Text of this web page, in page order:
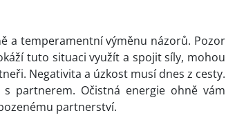
a temperamentní výměnu názorů. Pozor
tuto situaci využít a spojit síly, mohou
Negativita a úzkost musí dnes z cesty.
partnerem. Očistná energie ohně vám
partnerství.